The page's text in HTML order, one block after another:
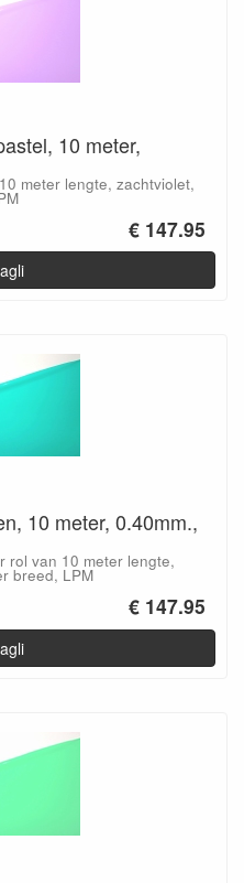
10 meter,
meter lengte, zachtviolet,
€ 147.95
10 meter, 0.40mm.,
rol van 10 meter lengte,
breed, LPM
€ 147.95